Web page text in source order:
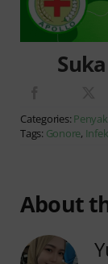
Categories:
Tags: Gonore,
About